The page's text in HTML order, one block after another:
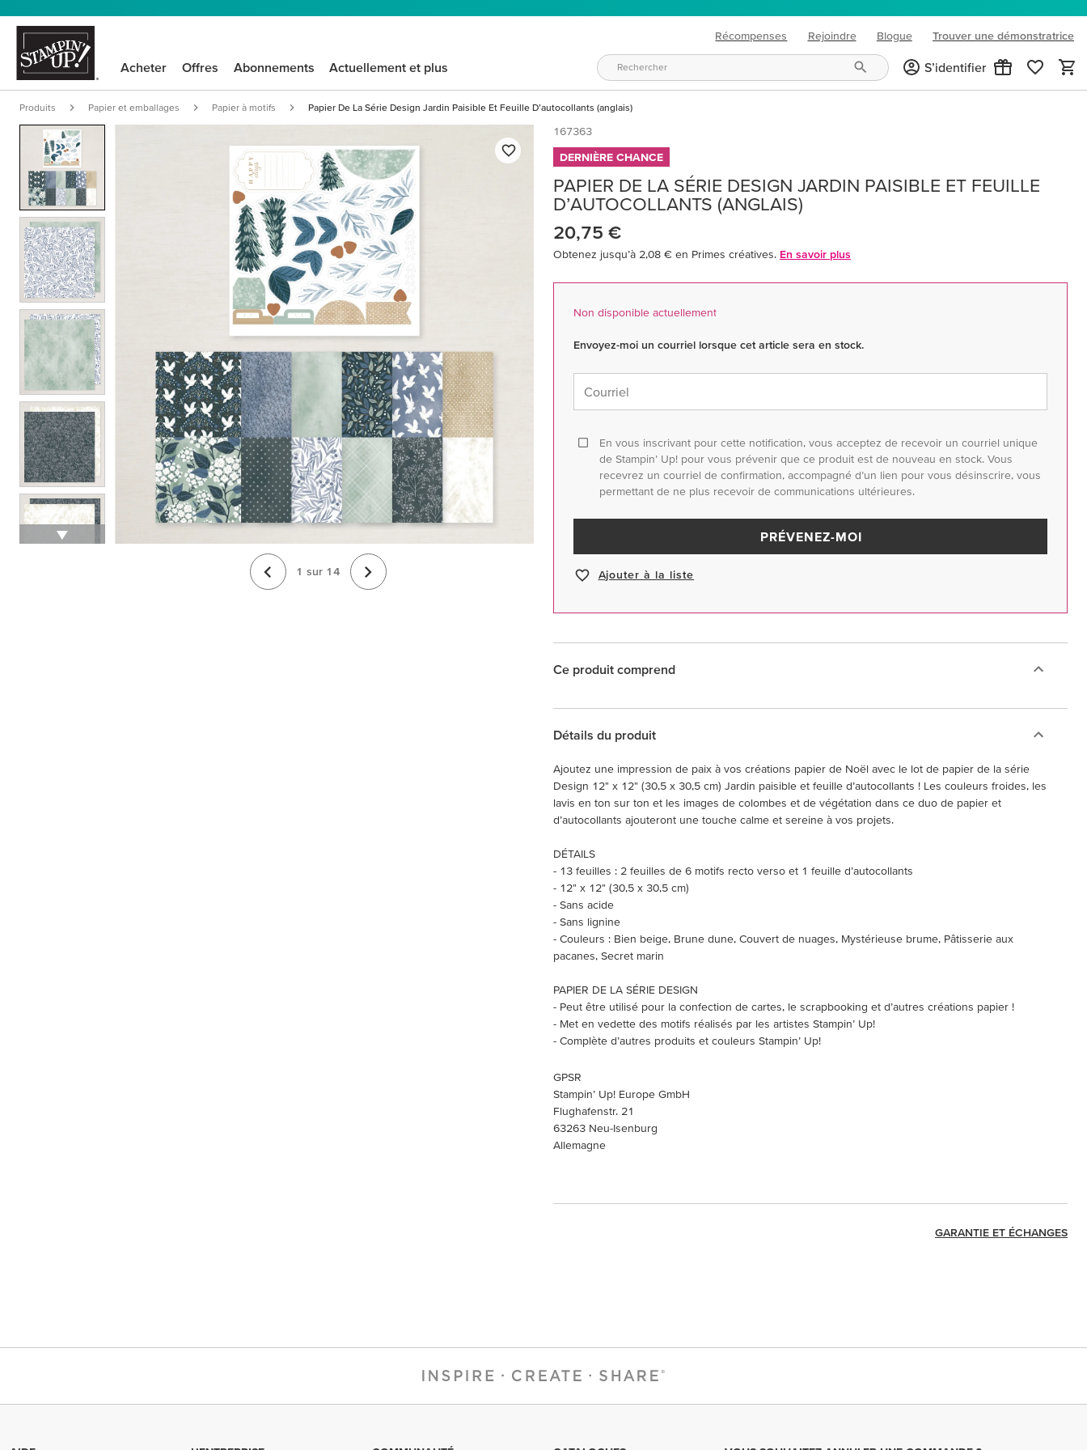
Récompenses Rejoindre Blogue
(opens in new tab)
Trouver une démonstratrice
Acheter Offres Abonnements Actuellement et plus S’identifier
Produits Papier et emballages Papier à motifs Papier De La Série Design Jardin Paisible Et Feuille D’autocollants (anglais)
1 sur 14
167363
DERNIÈRE CHANCE
PAPIER DE LA SÉRIE DESIGN JARDIN PAISIBLE ET FEUILLE
D’AUTOCOLLANTS (ANGLAIS)
20,75 €
Obtenez jusqu’à 2,08 € en Primes créatives. En savoir plus
Non disponible actuellement
Envoyez-moi un courriel lorsque cet article sera en stock.
Courriel
En vous inscrivant pour cette notification, vous acceptez de recevoir un courriel unique
de Stampin’ Up! pour vous prévenir que ce produit est de nouveau en stock. Vous
recevrez un courriel de confirmation, accompagné d’un lien pour vous désinscrire, vous
permettant de ne plus recevoir de communications ultérieures.
PRÉVENEZ-MOI
Ajouter à la liste
Ce produit comprend
Détails du produit
Ajoutez une impression de paix à vos créations papier de Noël avec le lot de papier de la série
Design 12" x 12" (30,5 x 30,5 cm) Jardin paisible et feuille d’autocollants ! Les couleurs froides, les
lavis en ton sur ton et les images de colombes et de végétation dans ce duo de papier et
d’autocollants ajouteront une touche calme et sereine à vos projets.
DÉTAILS
- 13 feuilles : 2 feuilles de 6 motifs recto verso et 1 feuille d’autocollants
- 12" x 12" (30,5 x 30,5 cm)
- Sans acide
- Sans lignine
- Couleurs : Bien beige, Brune dune, Couvert de nuages, Mystérieuse brume, Pâtisserie aux
pacanes, Secret marin
PAPIER DE LA SÉRIE DESIGN
- Peut être utilisé pour la confection de cartes, le scrapbooking et d’autres créations papier !
- Met en vedette des motifs réalisés par les artistes Stampin’ Up!
- Complète d’autres produits et couleurs Stampin’ Up!
GPSR
Stampin’ Up! Europe GmbH
Flughafenstr. 21
63263 Neu-Isenburg
Allemagne
GARANTIE ET ÉCHANGES